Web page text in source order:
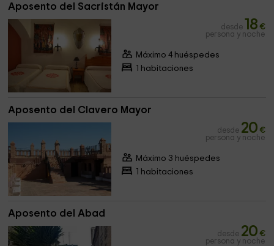
Aposento del Sacristán Mayor
desde 18 €
persona y noche
Máximo 4 huéspedes
1 habitaciones
Aposento del Clavero Mayor
desde 20 €
persona y noche
Máximo 3 huéspedes
1 habitaciones
Aposento del Abad
desde 20 €
persona y noche